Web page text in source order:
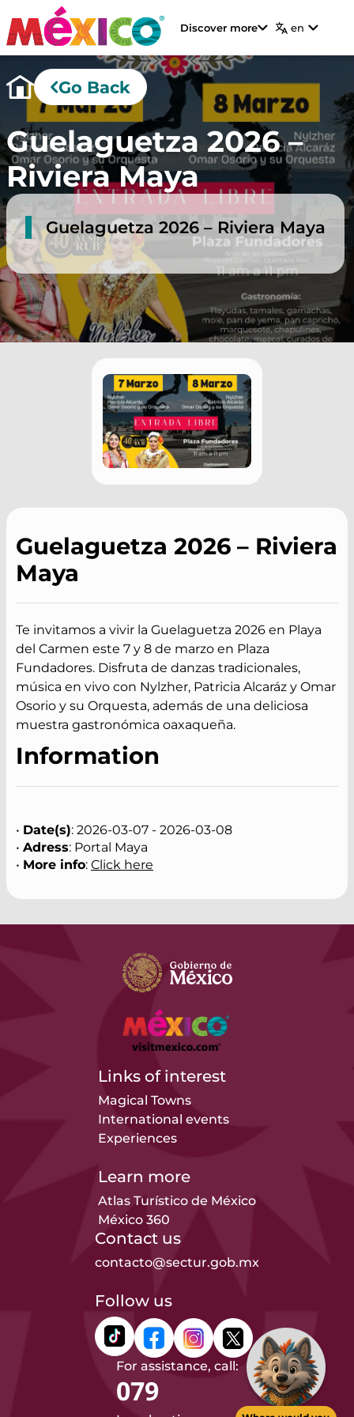
Discover more en
Go Back
Guelaguetza 2026 –
Riviera Maya
Guelaguetza 2026 – Riviera Maya
Guelaguetza 2026 – Riviera
Maya
Te invitamos a vivir la Guelaguetza 2026 en Playa
del Carmen este 7 y 8 de marzo en Plaza
Fundadores. Disfruta de danzas tradicionales,
música en vivo con Nylzher, Patricia Alcaráz y Omar
Osorio y su Orquesta, además de una deliciosa
muestra gastronómica oaxaqueña.
Information
• Date(s): 2026-03-07 - 2026-03-08
• Adress: Portal Maya
• More info: Click here
Links of interest
Magical Towns
International events
Experiences
Learn more
Atlas Turístico de México
México 360
Contact us
contacto@sectur.gob.mx
Follow us
For assistance, call:
079